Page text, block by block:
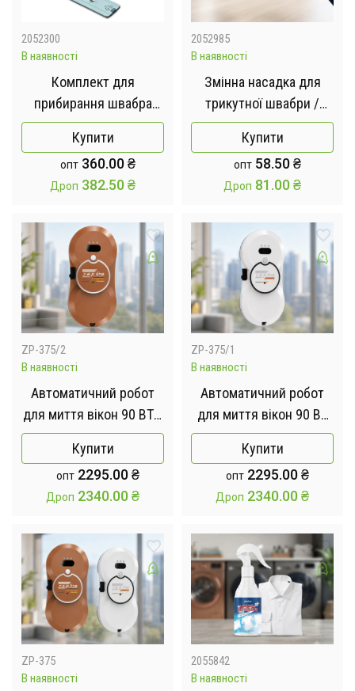
2052300
В наявності
Комплект для
прибирання швабра
ледар з великим
відром 10л з віджимом
Scratch Cleaning Mop
Купити
опт 360.00₴
Дроп 382.50₴
2052985
В наявності
Змінна насадка для
трикутної швабри /
Запаска для швабри
26×23см
Купити
опт 58.50₴
Дроп 81.00₴
ZP-375/2
В наявності
Автоматичний робот
для миття вікон 90 ВТ /
Автономний робот-
мийник вікон /
Електричний робот для
вікон + пульт
Купити
опт 2295.00₴
Дроп 2340.00₴
ZP-375/1
В наявності
Автоматичний робот
для миття вікон 90 ВТ
Білий / Автономний
робот-мийник вікон /
Електричний робот для
вікон + пульт
Купити
опт 2295.00₴
Дроп 2340.00₴
ZP-375
В наявності
2055842
В наявності